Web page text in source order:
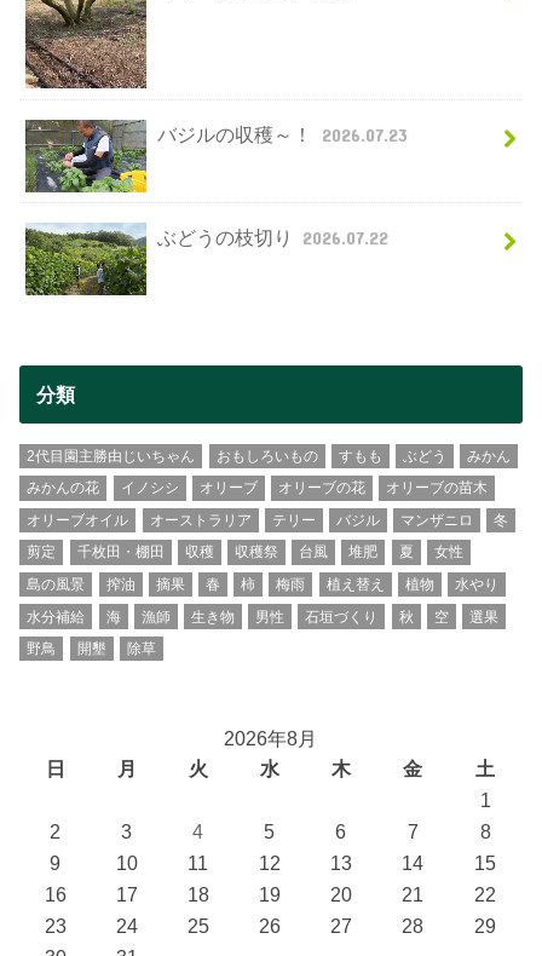
バジルの収穫～！ 2026.07.23
ぶどうの枝切り 2026.07.22
分類
2代目園主勝由じいちゃん おもしろいもの すもも ぶどう
みかん
みかんの花
イノシシ オリーブ オリーブの花
オリーブの苗木
オリーブオイル
オーストラリア テリー バジル マンザニロ
冬
剪定
千枚田・棚田 収穫 収穫祭 台風 堆肥 夏
女性
島の風景
搾油 摘果 春 柿 梅雨 植え替え 植物
水やり
水分補給
海 漁師 生き物 男性 石垣づくり 秋 空
選果
野鳥
開墾 除草
2026年8月
日
月 火 水 木 金 土
1
2
3 4 5 6 7
8
9
10 11 12 13 14
15
16
17 18 19 20 21
22
23
24 25 26 27 28
29